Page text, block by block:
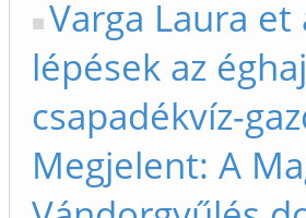
Varga Laura et
lépések az
csapadékvíz-
Megjelent: A